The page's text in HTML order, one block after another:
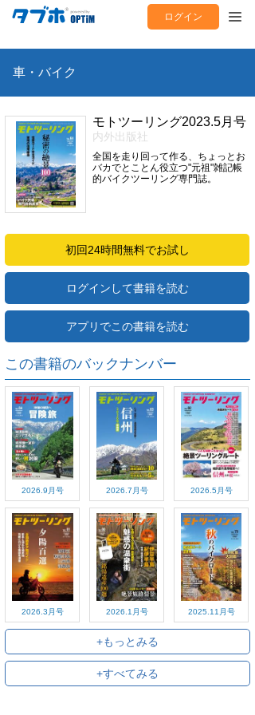
ログイン
車・バイク
モトツーリング2023.5月号
内外出版社
全国を走り回って作る、ちょっとお
バカでとことん役立つ"元祖"雑記帳
的バイクツーリング専門誌。
初回24時間無料でお試し
ログインして書籍を読む
アプリでこの書籍を読む
この書籍のバックナンバー
2026.9月号 2026.7月号 2026.5月号
2026.3月号 2026.1月号 2025.11月号
+もっとみる
+すべてみる